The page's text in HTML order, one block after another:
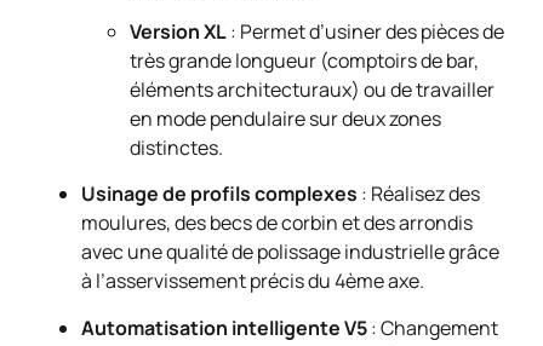
Version XL: Permet d’usiner des pièces de
très grande longueur (comptoirs de bar,
éléments architecturaux) ou de travailler
en mode pendulaire sur deux zones
distinctes.
Usinage de profils complexes : Réalisez des
moulures, des becs de corbin et des arrondis
avec une qualité de polissage industrielle grâce
à l’asservissement précis du 4ème axe.
Automatisation intelligente V5: Changement